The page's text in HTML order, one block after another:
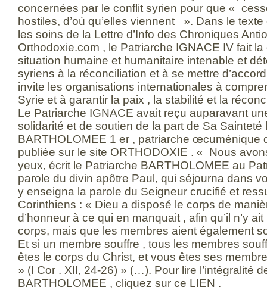
concernées par le conflit syrien pour que «
hostiles, d’où qu’elles viennent ». Dans le texte
les soins de la Lettre d’Info des Chroniques
Orthodoxie.com , le Patriarche IGNACE IV fait la
situation humaine et humanitaire intenable et
syriens à la réconciliation et à se mettre
invite les organisations internationales à
Syrie et à garantir la paix , la stabilité et la
Le Patriarche IGNACE avait reçu auparavant
solidarité et de soutien de la part de Sa Sainteté
BARTHOLOMEE 1 er , patriarche œcuménique
publiée sur le site ORTHODOXIE . « Nous
yeux, écrit le Patriarche BARTHOLOMEE au
parole du divin apôtre Paul, qui séjourna dans
y enseigna la parole du Seigneur crucifié et
Corinthiens : « Dieu a disposé le corps de
d’honneur à ce qui en manquait , afin qu’il n’y
corps, mais que les membres aient également
Et si un membre souffre , tous les membres
êtes le corps du Christ, et vous êtes ses
» (I Cor . XII, 24-26) » (…). Pour lire l’intégralité
BARTHOLOMEE , cliquez sur ce LIEN .